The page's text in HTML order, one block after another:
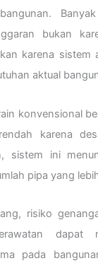
bukan
karena sistem
aktual
konvensional
karena
sistem ini
pipa yang
risiko
dapat
pada